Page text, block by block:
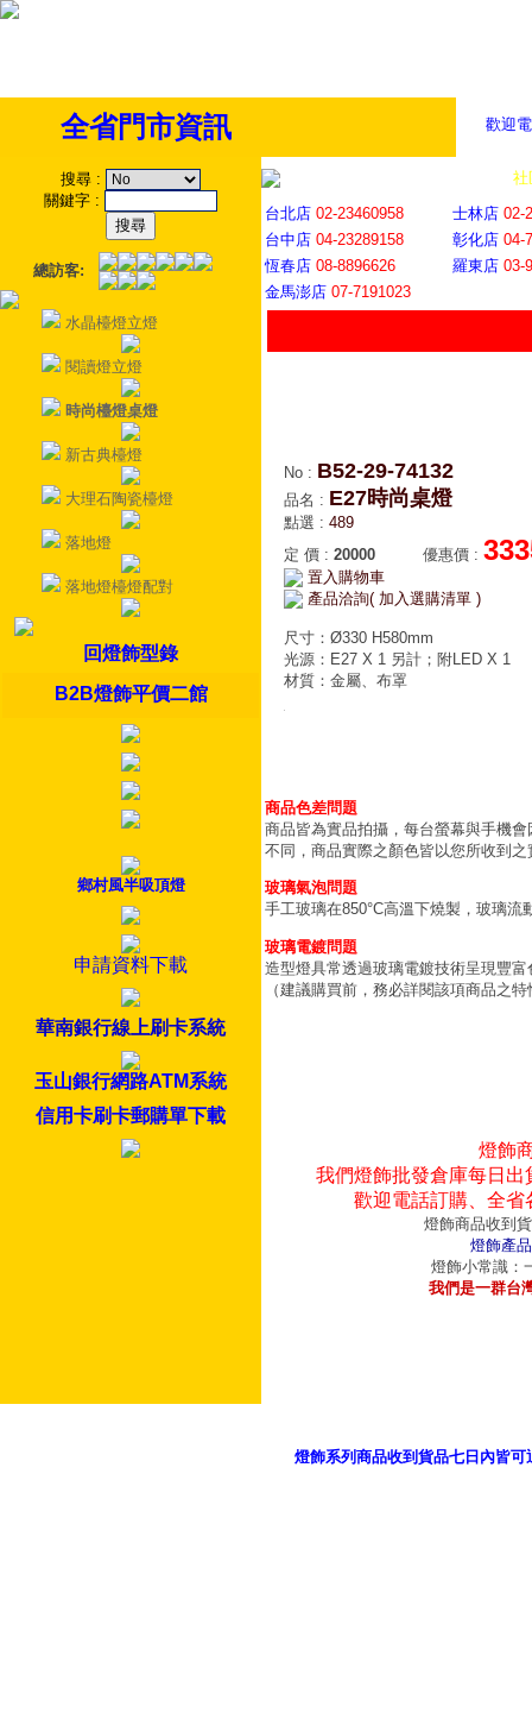
歡迎
全省門市資訊
搜尋 :
關鍵字 :
總訪客:
水晶檯燈立燈
閱讀燈立燈
時尚檯燈桌燈
新古典檯燈
大理石陶瓷檯燈
落地燈
落地燈檯燈配對
回燈飾型錄
B2B燈飾平價二館
鄉村風半吸頂燈
申請資料下載
華南銀行線上刷卡系統
玉山銀行網路ATM系統
信用卡刷卡郵購單下載
社
台北店 02-23460958 士林店 02-
台中店 04-23289158 彰化店 04-
恆春店 08-8896626 羅東店 03-
金馬澎店 07-7191023
No : B52-29-74132
品名 : E27時尚桌燈
點選 : 489
定 價 : 20000 優惠價 :
置入購物車
產品洽詢( 加入選購清單 )
尺寸：Ø330 H580mm
光源：E27 X 1 另計；附LED X 1
材質：金屬、布罩
商品色差問題
商品皆為實品拍攝，每台螢幕與手機
不同，商品實際之顏色皆以您所收到之
玻璃氣泡問題
手工玻璃在850°C高溫下燒製，玻璃
玻璃電鍍問題
造型燈具常透過玻璃電鍍技術呈現豐
（建議購買前，務必詳閱該項商品之
燈飾
我們燈飾批發倉庫每日
歡迎電話訂購、全
燈飾商品收到
燈飾產
燈飾小常識：
我們是一群台
燈飾系列商品收到貨品七日內皆